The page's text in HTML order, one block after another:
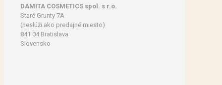
DAMITA COSMETICS spol. s r.o.
Staré Grunty 7A
(neslúži ako predajné miesto)
841 04 Bratislava
Slovensko